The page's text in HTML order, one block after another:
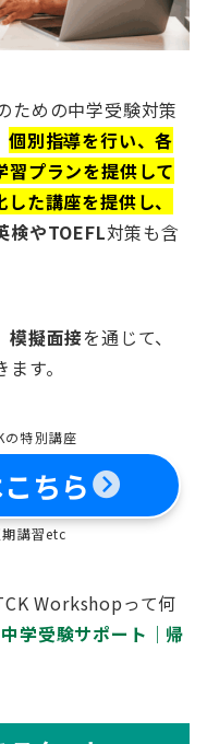
ための中学受験対策
個別指導を行い、各
習プランを提供して
た講座を提供し、
検やTOEFL対策も含
模擬面接を通じて、
す。
の特別講座
ちら
講習etc
Workshopって何
学受験サポート｜帰